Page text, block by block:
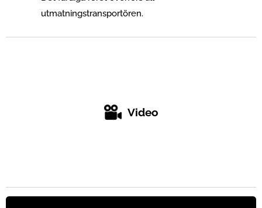
utmatningstransportören.
Video